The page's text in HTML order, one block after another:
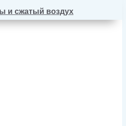
и сжатый воздух